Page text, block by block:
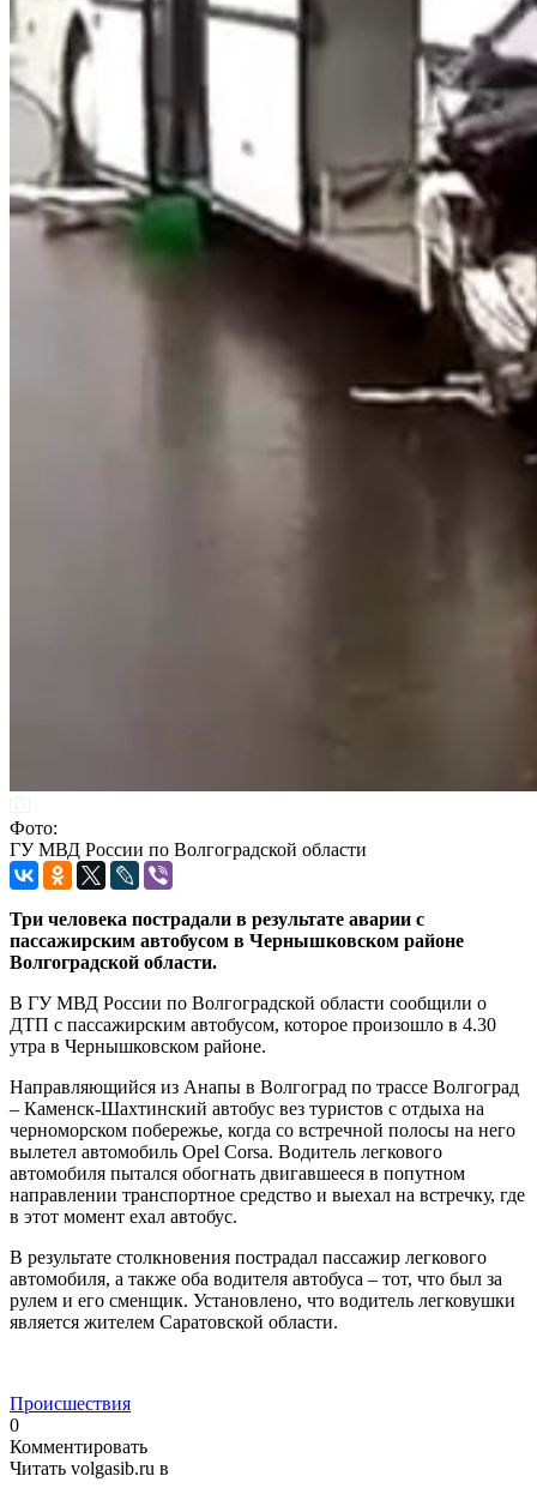
Фото:
ГУ МВД России по Волгоградской области
Три человека пострадали в результате аварии с
пассажирским автобусом в Чернышковском районе
Волгоградской области.
В ГУ МВД России по Волгоградской области сообщили о
ДТП с пассажирским автобусом, которое произошло в 4.30
утра в Чернышковском районе.
Направляющийся из Анапы в Волгоград по трассе Волгоград
– Каменск-Шахтинский автобус вез туристов с отдыха на
черноморском побережье, когда со встречной полосы на него
вылетел автомобиль Opel Corsa. Водитель легкового
автомобиля пытался обогнать двигавшееся в попутном
направлении транспортное средство и выехал на встречку, где
в этот момент ехал автобус.
В результате столкновения пострадал пассажир легкового
автомобиля, а также оба водителя автобуса – тот, что был за
рулем и его сменщик. Установлено, что водитель легковушки
является жителем Саратовской области.
Происшествия
0
Комментировать
Читать volgasib.ru в